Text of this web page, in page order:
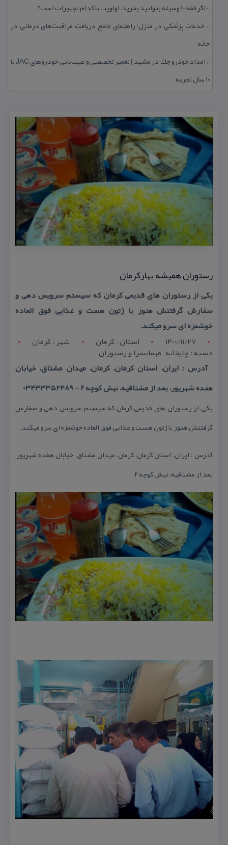
:: اگر فقط 10 وسیله بتوانید بخرید، اولویت با كدام تجهیزات است؟
:: خدمات پزشكی در منزل؛ راهنمای جامع دریافت مراقبت‌های درمانی در
خانه
::
امداد خودرو جك در مشهد | تعمیر تخصصی و عیب‌یابی خودروهای JAC با
۱۰ سال تجربه
رستوران همیشه بهاركرمان
یكی از رستوران های قدیمی كرمان كه سیستم سرویس دهی و
سفارش گرفتنش هنوز با ژتون هست و غذایی فوق العاده
خوشمزه ای سرو میكند.
1400/11/27
استان : کرمان شهر : کرمان
دسته : چایخانه , مهمانسرا و رستوران
آدرس : ایران، استان كرمان، كرمان، میدان مشتاق، خیابان
هفده شهریور، بعد از مشتاقیه، نبش كوچه ٢ - 03433352489
یكی از رستوران های قدیمی كرمان كه سیستم سرویس دهی و سفارش
گرفتنش هنوز با ژتون هست و غذایی فوق العاده خوشمزه ای سرو میكند.
آدرس : ایران، استان كرمان، كرمان، میدان مشتاق، خیابان هفده شهریور،
بعد از مشتاقیه، نبش كوچه ٢